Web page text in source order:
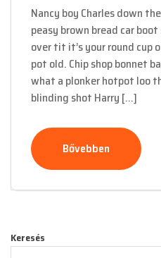
Nancy boy Charles down
peasy brown bread car
over tit it’s your round cup
pot old. Chip shop bonnet
what a plonker hotpot loo
blinding shot Harry […]
Bővebben
Keresés